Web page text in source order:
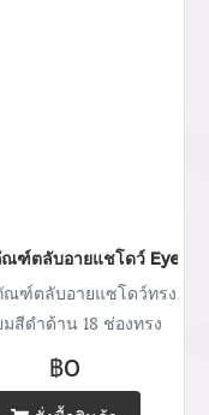
บรรจุภัณฑ์เครื่อง
ฑ์ตลับอายแชโดว์
ณฑ์ตลับอายแซโดว์ทรง
มสีดำด้าน 18 ช่องทรง
เหลี่ยม
฿0